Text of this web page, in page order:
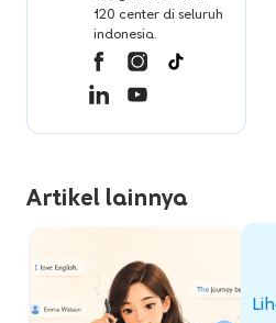
120 center di seluruh
indonesia.
Artikel lainnya